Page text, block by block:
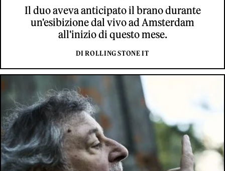
Il duo aveva anticipato il brano durante
un'esibizione dal vivo ad Amsterdam
all'inizio di questo mese.
DI ROLLING STONE IT